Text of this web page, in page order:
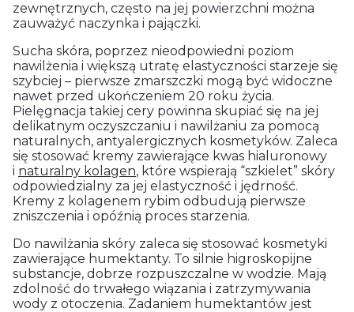
zewnętrznych, często na jej powierzchni można
zauważyć naczynka i pajączki.
Sucha skóra, poprzez nieodpowiedni poziom
nawilżenia i większą utratę elastyczności starzeje się
szybciej – pierwsze zmarszczki mogą być widoczne
nawet przed ukończeniem 20 roku życia.
Pielęgnacja takiej cery powinna skupiać się na jej
delikatnym oczyszczaniu i nawilżaniu za pomocą
naturalnych, antyalergicznych kosmetyków. Zaleca
się stosować kremy zawierające kwas hialuronowy
i naturalny kolagen, które wspierają “szkielet” skóry
odpowiedzialny za jej elastyczność i jędrność.
Kremy z kolagenem rybim odbudują pierwsze
zniszczenia i opóźnią proces starzenia.
Do nawilżania skóry zaleca się stosować kosmetyki
zawierające humektanty. To silnie higroskopijne
substancje, dobrze rozpuszczalne w wodzie. Mają
zdolność do trwałego wiązania i zatrzymywania
wody z otoczenia. Zadaniem humektantów jest